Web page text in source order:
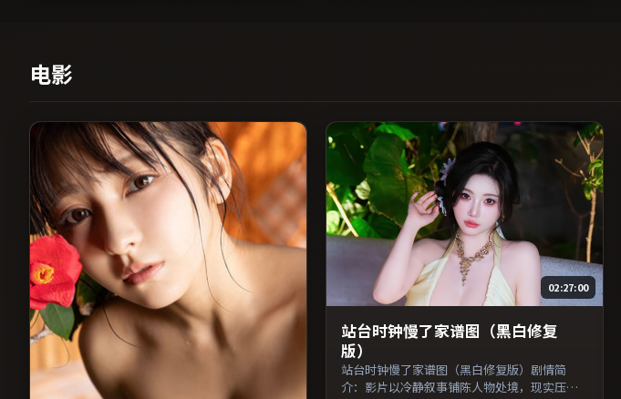
电影
02:27:00
站台时钟慢了家谱图（黑白修复
版）
站台时钟慢了家谱图（黑白修复版）剧情简
介：影片以冷静叙事铺陈人物处境，现实压力